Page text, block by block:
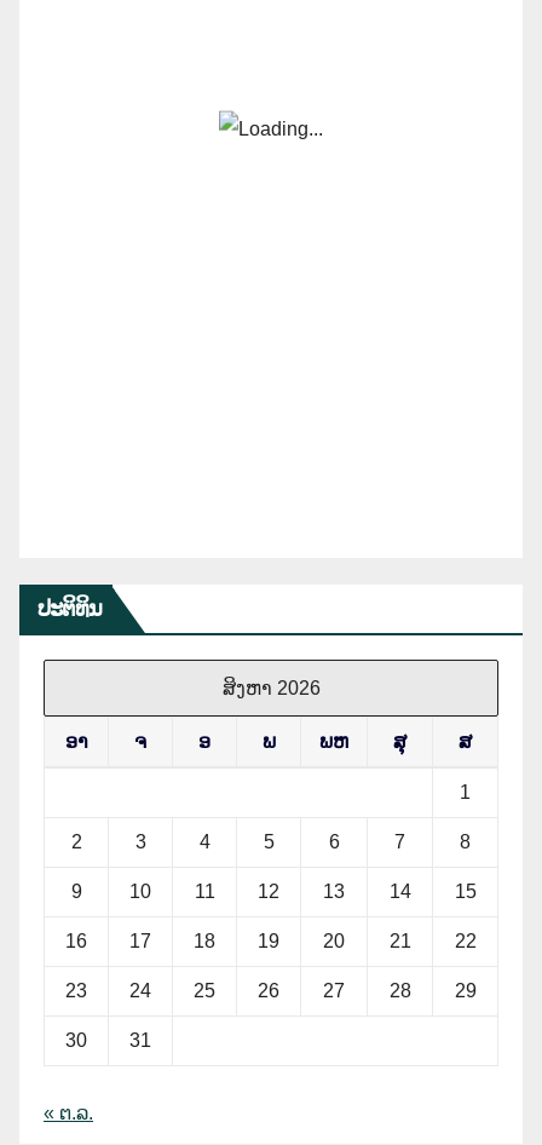
ປະຕິທິນ
ສິງຫາ 2026
ອາ ຈ ອ ພ ພຫ ສຸ ສ
1
2 3 4 5 6 7 8
9 10 11 12 13 14 15
16 17 18 19 20 21 22
23 24 25 26 27 28 29
30 31
« ຕ.ລ.